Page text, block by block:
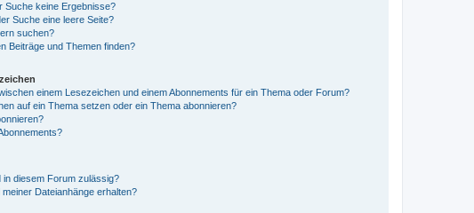
Suche keine Ergebnisse?
Suche eine leere Seite?
suchen?
Beiträge und Themen finden?
einem Lesezeichen und einem Abonnements für ein Thema oder Forum?
auf ein Thema setzen oder ein Thema abonnieren?
in diesem Forum zulässig?
Dateianhänge erhalten?